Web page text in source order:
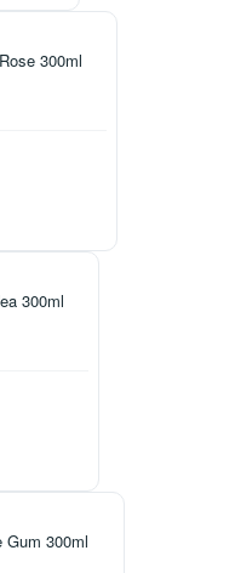
300ml
300ml
Gum 300ml